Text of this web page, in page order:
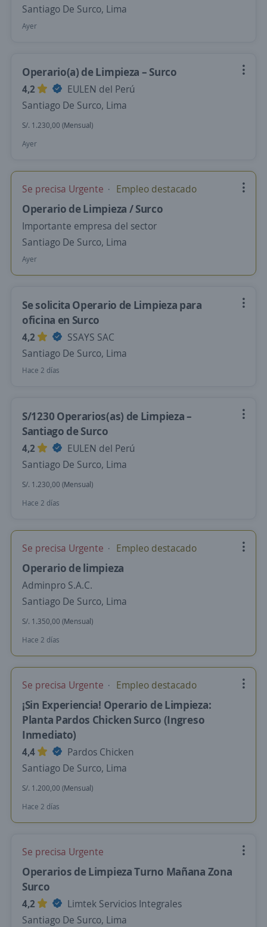
Santiago De Surco, Lima
Ayer
Operario(a) de Limpieza – Surco
4,2
EULEN del Perú
Santiago De Surco, Lima
S/. 1.230,00 (Mensual)
Ayer
Se precisa Urgente Empleo destacado
Operario de Limpieza / Surco
Importante empresa del sector
Santiago De Surco, Lima
Ayer
Se solicita Operario de Limpieza para
oficina en Surco
4,2
SSAYS SAC
Santiago De Surco, Lima
Hace 2 días
S/1230 Operarios(as) de Limpieza –
Santiago de Surco
4,2
EULEN del Perú
Santiago De Surco, Lima
S/. 1.230,00 (Mensual)
Hace 2 días
Se precisa Urgente Empleo destacado
Operario de limpieza
Adminpro S.A.C.
Santiago De Surco, Lima
S/. 1.350,00 (Mensual)
Hace 2 días
Se precisa Urgente Empleo destacado
¡Sin Experiencia! Operario de Limpieza:
Planta Pardos Chicken Surco (Ingreso
Inmediato)
4,4
Pardos Chicken
Santiago De Surco, Lima
S/. 1.200,00 (Mensual)
Hace 2 días
Se precisa Urgente
Operarios de Limpieza Turno Mañana Zona
Surco
4,2
Limtek Servicios Integrales
Santiago De Surco, Lima